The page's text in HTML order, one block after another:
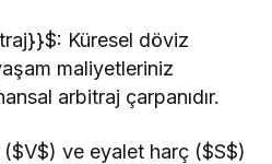
: Küresel döviz
maliyetleriniz
arbitraj çarpanıdır.
($V$) ve eyalet harç ($S$)